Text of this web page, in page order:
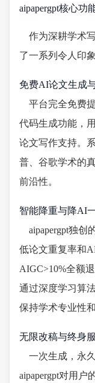
aipapergpt核心功
作为深耕学术
了一系列令人印
免费AI论文生成
平台完全免费
代码生成功能，
论文写作支持。
普、谷歌学术的
前沿性。
智能降重与降AI
aipapergpt独创
低论文重复率和
AIGC>10%全额
通过深度学习算
保持学术专业性
无限改稿与终身
一次生成，永
aipapergpt对用户